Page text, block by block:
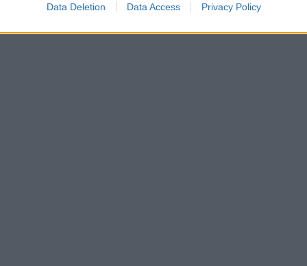
Data Deletion Data Access Privacy Policy